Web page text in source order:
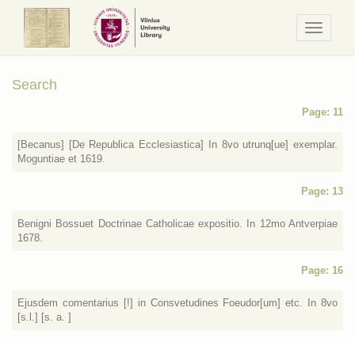
/
Meniu
Search
Page: 11
[Becanus] [De Republica Ecclesiastica] In 8vo utrunq[ue] exemplar.
Moguntiae et 1619.
Page: 13
Benigni Bossuet Doctrinae Catholicae expositio. In 12mo Antverpiae
1678.
Page: 16
Ejusdem comentarius [!] in Consvetudines Foeudor[um] etc. In 8vo
[s.l.] [s. a. ]